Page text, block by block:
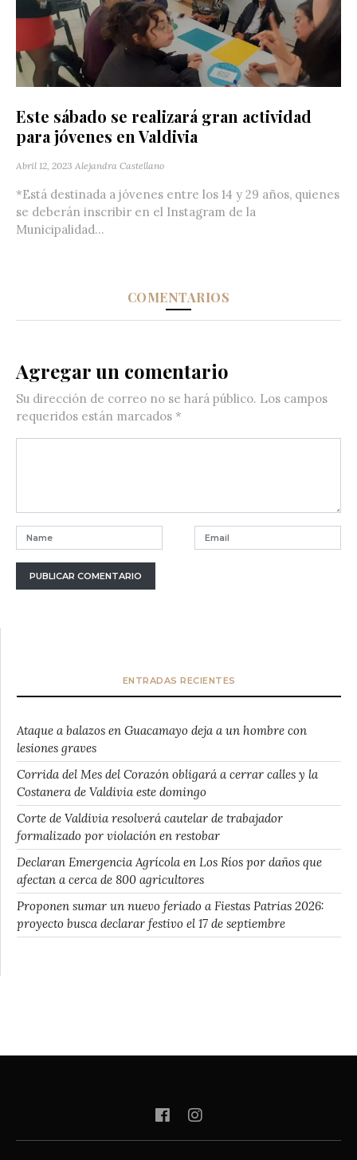
Este sábado se realizará gran actividad
para jóvenes en Valdivia
Abril 12, 2023 Alejandra Castellano
*Está destinada a jóvenes entre los 14 y 29 años, quienes
se deberán inscribir en el Instagram de la
Municipalidad...
COMENTARIOS
Agregar un comentario
Su dirección de correo no se hará público. Los campos
requeridos están marcados *
ENTRADAS RECIENTES
Ataque a balazos en Guacamayo deja a un hombre con
lesiones graves
Corrida del Mes del Corazón obligará a cerrar calles y la
Costanera de Valdivia este domingo
Corte de Valdivia resolverá cautelar de trabajador
formalizado por violación en restobar
Declaran Emergencia Agrícola en Los Ríos por daños que
afectan a cerca de 800 agricultores
Proponen sumar un nuevo feriado a Fiestas Patrias 2026:
proyecto busca declarar festivo el 17 de septiembre